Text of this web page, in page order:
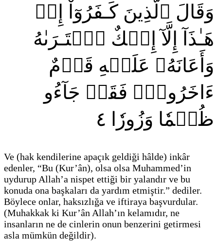
وَقَالَ ٱلَّذِينَ كَـفَرُوٓاْ إِنۡ
هَـٰذَآ إِلَّآ إِفۡكٌ ٱفۡتَـرَىٰهُ
وَأَعَانَهُۥ عَلَيۡهِ قَوۡمٌ
ءَاخَرُونَۖ فَقَدۡ جَآءُو
ظُلۡمٗا وَزُورٗا ٤
Ve (hak kendilerine apaçık geldiği hâlde) inkâr
edenler, “Bu (Kur’ân), olsa olsa Muhammed’in
uydurup Allah’a nispet ettiği bir yalandır ve bu
konuda ona başkaları da yardım etmiştir.” dediler.
Böylece onlar, haksızlığa ve iftiraya başvurdular.
(Muhakkak ki Kur’ân Allah’ın kelamıdır, ne
insanların ne de cinlerin onun benzerini getirmesi
asla mümkün değildir).